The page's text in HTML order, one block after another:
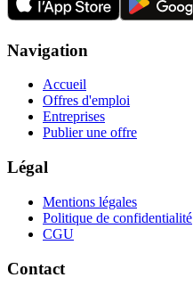
Navigation
Accueil
Offres d'emploi
Entreprises
Publier une offre
Légal
Mentions légales
Politique de confidentialité
CGU
Contact